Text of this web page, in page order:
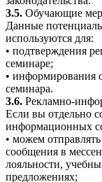
3.5. Обучающие
Данные
используются для:
• подтверждения
семинаре;
• информирования
семинара.
3.6. Рекламно-
Если вы отдельно
информационных
• можем
сообщения в
лояльности,
предложениях;